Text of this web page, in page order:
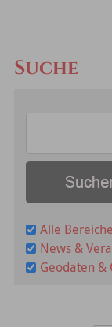
Suche
Alle Bereiche
News &
Geodaten &